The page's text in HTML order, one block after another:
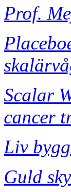
Prof.
Scalar
cancer
Liv
Guld